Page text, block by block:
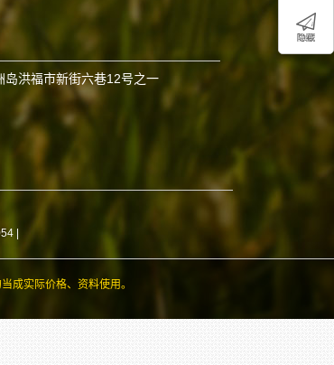
岛洪福市新街六巷12号之一
成实际价格、资料使用。